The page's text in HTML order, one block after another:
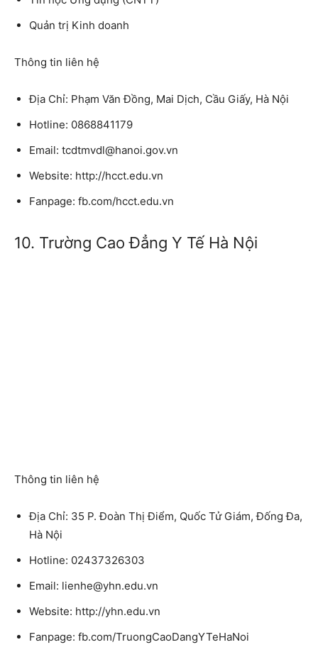
Quản trị Kinh doanh
Thông tin liên hệ
Địa Chỉ: Phạm Văn Đồng, Mai Dịch, Cầu Giấy, Hà Nội
Hotline: 0868841179
Email: tcdtmvdl@hanoi.gov.vn
Website: http://hcct.edu.vn
Fanpage: fb.com/hcct.edu.vn
10. Trường Cao Đẳng Y Tế Hà Nội
Thông tin liên hệ
Địa Chỉ: 35 P. Đoàn Thị Điểm, Quốc Tử Giám, Đống Đa,
Hà Nội
Hotline: 02437326303
Email: lienhe@yhn.edu.vn
Website: http://yhn.edu.vn
Fanpage: fb.com/TruongCaoDangYTeHaNoi